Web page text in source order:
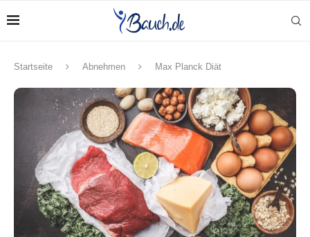
Startseite Abnehmen Max Planck Diät